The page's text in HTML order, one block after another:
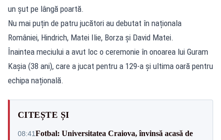
un șut pe lângă poartă.
Nu mai puțin de patru jucători au debutat în naționala
României, Hindrich, Matei Ilie, Borza și David Matei.
Înaintea meciului a avut loc o ceremonie în onoarea lui Guram
Kașia (38 ani), care a jucat pentru a 129-a și ultima oară pentru
echipa națională.
CITEȘTE ȘI
08:41Fotbal: Universitatea Craiova, învinsă acasă de